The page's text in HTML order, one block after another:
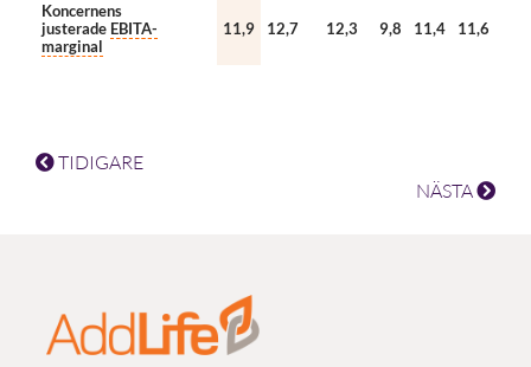
Koncernens
justerade EBITA-
marginal
11,9 12,7 12,3 9,8 11,4 11,6
TIDIGARE
NÄSTA